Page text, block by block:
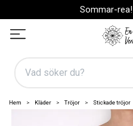
Sommar-rea!
Hem Kläder Tröjor Stickade tröjor